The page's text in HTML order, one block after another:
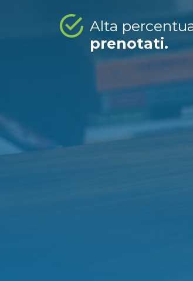
Alta
prenotati.